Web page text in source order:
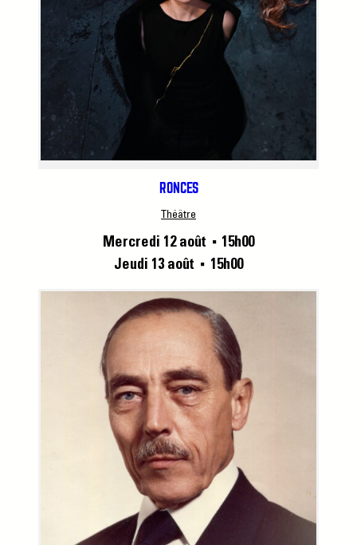
RONCES
Théâtre
Mercredi 12 août ■
15h00
Jeudi 13 août
■ 15h00